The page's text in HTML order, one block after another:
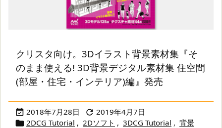
クリスタ向け。3Dイラスト背景素材集『そ
のまま使える! 3D背景デジタル素材集 住空間
(部屋・住宅・インテリア)編』発売
 2018年7月28日  2019年4月7日
 2DCG Tutorial , 2Dソフト , 3DCG Tutorial , 背景